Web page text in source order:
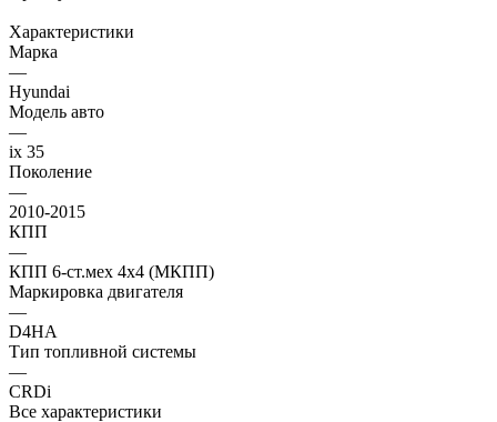
Характеристики
Марка
—
Hyundai
Модель авто
—
ix 35
Поколение
—
2010-2015
КПП
—
КПП 6-ст.мех 4х4 (МКПП)
Маркировка двигателя
—
D4HA
Тип топливной системы
—
CRDi
Все характеристики